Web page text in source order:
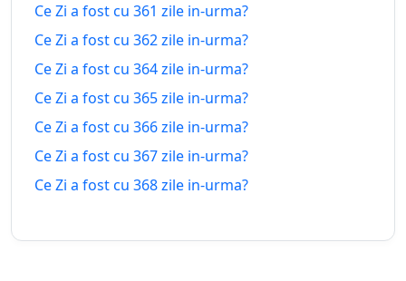
355
zile in-
urma
16.08.2025
355 zile
356
zile in-
urma
15.08.2025
356 zile
peste
357
Ce Zi a fost cu 361 zile in-urma?
Ce Zi a fost cu 362 zile in-urma?
Ce Zi a fost cu 364 zile in-urma?
Ce Zi a fost cu 365 zile in-urma?
Ce Zi a fost cu 366 zile in-urma?
Ce Zi a fost cu 367 zile in-urma?
Ce Zi a fost cu 368 zile in-urma?